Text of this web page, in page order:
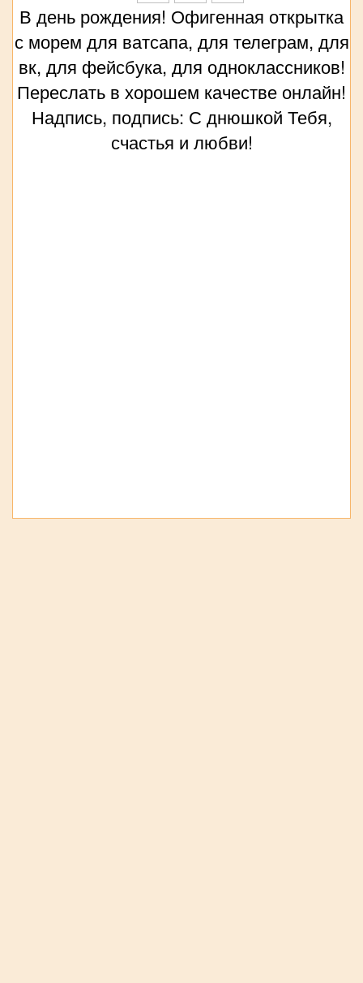
В день рождения! Офигенная открытка
с морем для ватсапа, для телеграм, для
вк, для фейсбука, для одноклассников!
Переслать в хорошем качестве онлайн!
Надпись, подпись: С днюшкой Тебя,
счастья и любви!